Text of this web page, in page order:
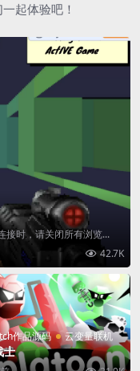
起体验吧！
接时，请关闭所有浏览...
42.7K
作品源码 云变量联机
士